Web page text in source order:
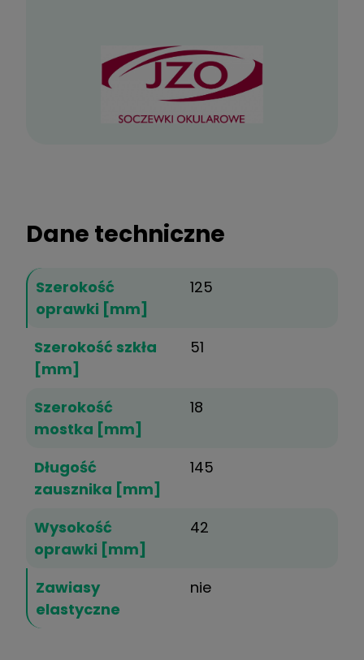
Dane techniczne
Szerokość
oprawki [mm]
125
Szerokość szkła
[mm]
51
Szerokość
mostka [mm]
18
Długość
zausznika [mm]
145
Wysokość
oprawki [mm]
42
Zawiasy
elastyczne
nie